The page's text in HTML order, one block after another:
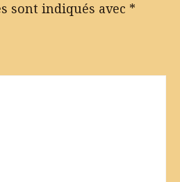
sont indiqués avec *